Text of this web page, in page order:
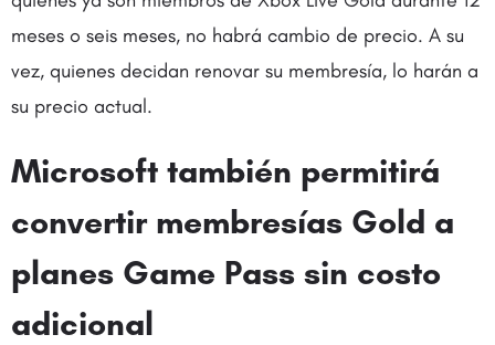
meses o seis meses, no habrá cambio de precio. A su
vez, quienes decidan renovar su membresía, lo harán a
su precio actual.
Microsoft también permitirá
convertir membresías Gold a
planes Game Pass sin costo
adicional